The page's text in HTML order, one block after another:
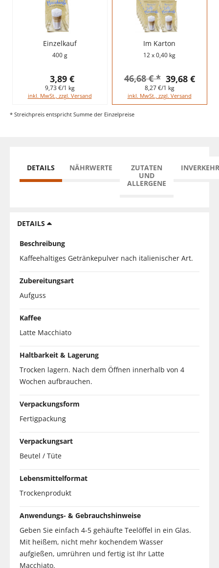
Einzelkauf
400 g
3,89 €
9,73 €/1 kg
inkl. MwSt., zzgl. Versand
Im Karton
12 x 0,40 kg
39,68 €
46,68 € *
8,27 €/1 kg
inkl. MwSt., zzgl. Versand
* Streichpreis entspricht Summe der Einzelpreise
DETAILS NÄHRWERTE
ZUTATEN
UND
ALLERGENE
DETAILS
Beschreibung
Kaffeehaltiges Getränkepulver nach italienischer Art.
Zubereitungsart
Aufguss
Kaffee
Latte Macchiato
Haltbarkeit & Lagerung
Trocken lagern. Nach dem Öffnen innerhalb von 4
Wochen aufbrauchen.
Verpackungsform
Fertigpackung
Verpackungsart
Beutel / Tüte
Lebensmittelformat
Trockenprodukt
Anwendungs- & Gebrauchshinweise
Geben Sie einfach 4-5 gehäufte Teelöffel in ein Glas.
Mit heißem, nicht mehr kochendem Wasser
aufgießen, umrühren und fertig ist Ihr Latte
Macchiato.